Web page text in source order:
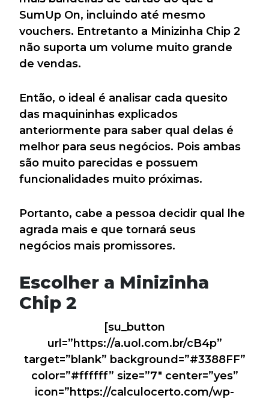
SumUp On, incluindo até mesmo
vouchers. Entretanto a Minizinha Chip 2
não suporta um volume muito grande
de vendas.
Então, o ideal é analisar cada quesito
das maquininhas explicados
anteriormente para saber qual delas é
melhor para seus negócios. Pois ambas
são muito parecidas e possuem
funcionalidades muito próximas.
Portanto, cabe a pessoa decidir qual lhe
agrada mais e que tornará seus
negócios mais promissores.
Escolher a Minizinha
Chip 2
[su_button
url=”https://a.uol.com.br/cB4p”
target=”blank” background=”#3388FF”
color=”#ffffff” size=”7″ center=”yes”
icon=”https://calculocerto.com/wp-